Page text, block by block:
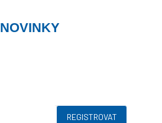
NOVINKY
REGISTROVAT